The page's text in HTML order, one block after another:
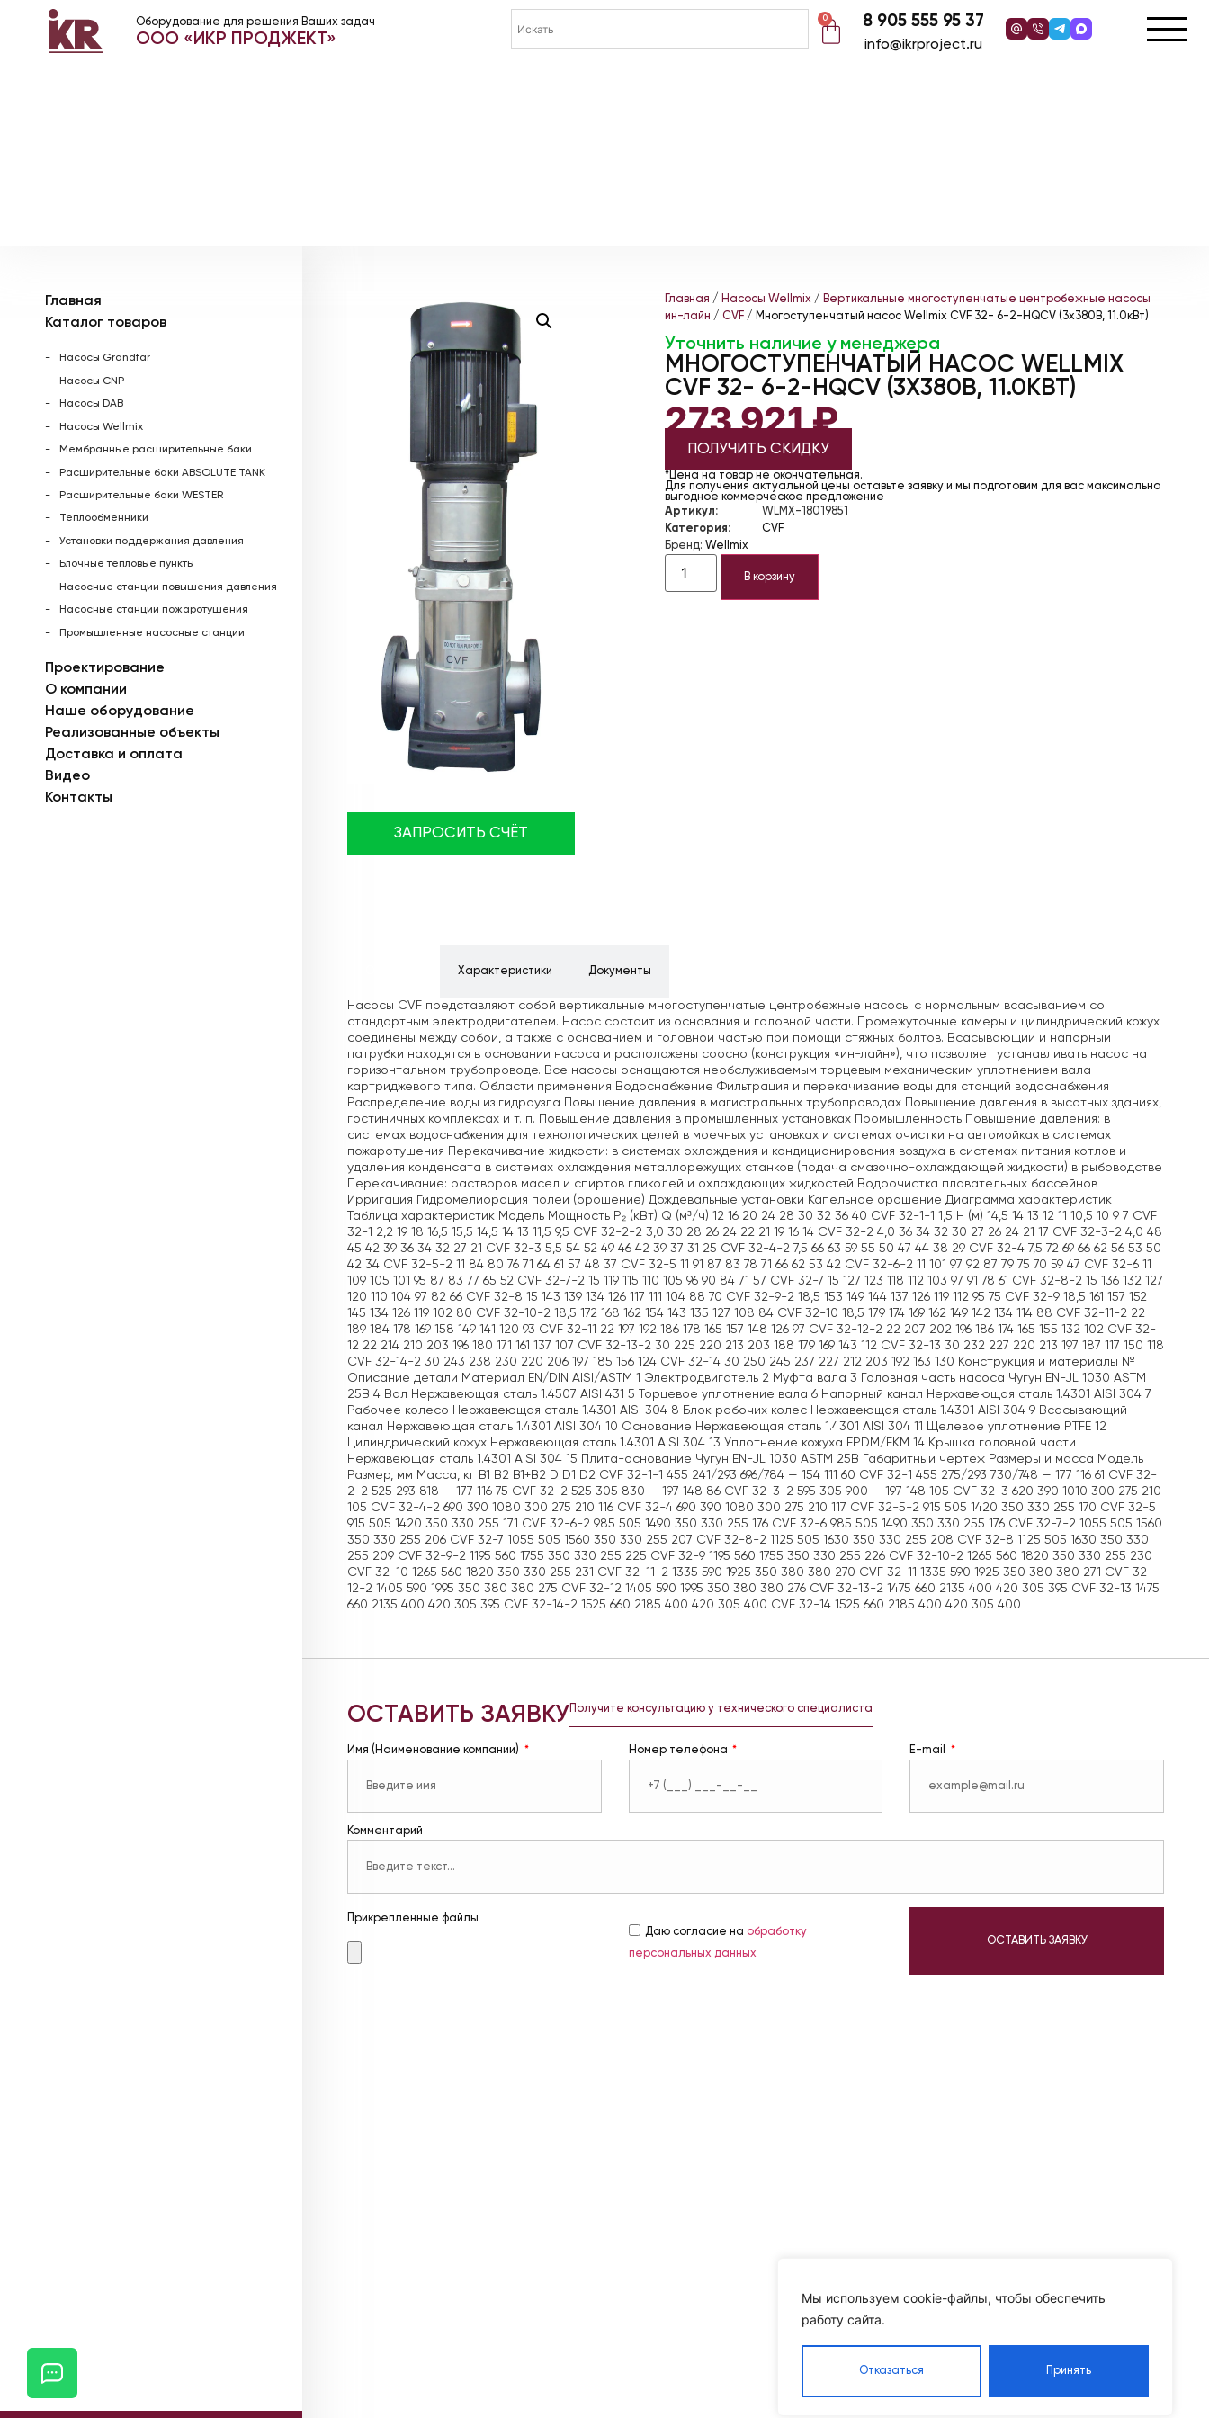
Мы используем cookie-файлы, чтобы обеспечить
работу сайта.
Отказаться Принять
Оборудование для решения Ваших задач
ООО «ИКР ПРОДЖЕКТ»
0 8 905 555 95 37
info@ikrproject.ru
Главная
Каталог товаров
Насосы Grandfar
Насосы CNP
Насосы DAB
Насосы Wellmix
Мембранные расширительные баки
Расширительные баки ABSOLUTE TANK
Расширительные баки WESTER
Теплообменники
Установки поддержания давления
Блочные тепловые пункты
Насосные станции повышения давления
Насосные станции пожаротушения
Промышленные насосные станции
Проектирование
О компании
Наше оборудование
Реализованные объекты
Доставка и оплата
Видео
Контакты
ЗАПРОСИТЬ СЧЁТ
Главная / Насосы Wellmix / Вертикальные многоступенчатые центробежные насосы
ин-лайн / CVF/ Многоступенчатый насос Wellmix CVF 32- 6-2-HQCV (3х380В, 11.0кВт)
Уточнить наличие у менеджера
МНОГОСТУПЕНЧАТЫЙ НАСОС WELLMIX
CVF 32- 6-2-HQCV (3Х380В, 11.0КВТ)
273 921₽
ПОЛУЧИТЬ СКИДКУ
*Цена на товар не окончательная.
Для получения актуальной цены оставьте заявку и мы подготовим для вас максимально
выгодное коммерческое предложение
Артикул:
WLMX-18019851
Категория:
CVF
Бренд: Wellmix
В корзину
Характеристики Документы
Насосы CVF представляют собой вертикальные многоступенчатые центробежные насосы с нормальным всасыванием со
стандартным электродвигателем. Насос состоит из основания и головной части. Промежуточные камеры и цилиндрический кожух
соединены между собой, а также с основанием и головной частью при помощи стяжных болтов. Всасывающий и напорный
патрубки находятся в основании насоса и расположены соосно (конструкция «ин-лайн»), что позволяет устанавливать насос на
горизонтальном трубопроводе. Все насосы оснащаются необслуживаемым торцевым механическим уплотнением вала
картриджевого типа. Области применения Водоснабжение Фильтрация и перекачивание воды для станций водоснабжения
Распределение воды из гидроузла Повышение давления в магистральных трубопроводах Повышение давления в высотных зданиях,
гостиничных комплексах и т. п. Повышение давления в промышленных установках Промышленность Повышение давления: в
системах водоснабжения для технологических целей в моечных установках и системах очистки на автомойках в системах
пожаротушения Перекачивание жидкости: в системах охлаждения и кондиционирования воздуха в системах питания котлов и
удаления конденсата в системах охлаждения металлорежущих станков (подача смазочно-охлаждающей жидкости) в рыбоводстве
Перекачивание: растворов масел и спиртов гликолей и охлаждающих жидкостей Водоочистка плавательных бассейнов
Ирригация Гидромелиорация полей (орошение) Дождевальные установки Капельное орошение Диаграмма характеристик
Таблица характеристик Модель Мощность P₂ (кВт) Q (м³/ч) 12 16 20 24 28 30 32 36 40 CVF 32-1-1 1,5 H (м) 14,5 14 13 12 11 10,5 10 9 7 CVF
32-1 2,2 19 18 16,5 15,5 14,5 14 13 11,5 9,5 CVF 32-2-2 3,0 30 28 26 24 22 21 19 16 14 CVF 32-2 4,0 36 34 32 30 27 26 24 21 17 CVF 32-3-2 4,0 48
45 42 39 36 34 32 27 21 CVF 32-3 5,5 54 52 49 46 42 39 37 31 25 CVF 32-4-2 7,5 66 63 59 55 50 47 44 38 29 CVF 32-4 7,5 72 69 66 62 56 53 50
42 34 CVF 32-5-2 11 84 80 76 71 64 61 57 48 37 CVF 32-5 11 91 87 83 78 71 66 62 53 42 CVF 32-6-2 11 101 97 92 87 79 75 70 59 47 CVF 32-6 11
109 105 101 95 87 83 77 65 52 CVF 32-7-2 15 119 115 110 105 96 90 84 71 57 CVF 32-7 15 127 123 118 112 103 97 91 78 61 CVF 32-8-2 15 136 132 127
120 110 104 97 82 66 CVF 32-8 15 143 139 134 126 117 111 104 88 70 CVF 32-9-2 18,5 153 149 144 137 126 119 112 95 75 CVF 32-9 18,5 161 157 152
145 134 126 119 102 80 CVF 32-10-2 18,5 172 168 162 154 143 135 127 108 84 CVF 32-10 18,5 179 174 169 162 149 142 134 114 88 CVF 32-11-2 22
189 184 178 169 158 149 141 120 93 CVF 32-11 22 197 192 186 178 165 157 148 126 97 CVF 32-12-2 22 207 202 196 186 174 165 155 132 102 CVF 32-
12 22 214 210 203 196 180 171 161 137 107 CVF 32-13-2 30 225 220 213 203 188 179 169 143 112 CVF 32-13 30 232 227 220 213 197 187 117 150 118
CVF 32-14-2 30 243 238 230 220 206 197 185 156 124 CVF 32-14 30 250 245 237 227 212 203 192 163 130 Конструкция и материалы №
Описание детали Материал EN/DIN AISI/ASTM 1 Электродвигатель 2 Муфта вала 3 Головная часть насоса Чугун EN-JL 1030 ASTM
25B 4 Вал Нержавеющая сталь 1.4507 AISI 431 5 Торцевое уплотнение вала 6 Напорный канал Нержавеющая сталь 1.4301 AISI 304 7
Рабочее колесо Нержавеющая сталь 1.4301 AISI 304 8 Блок рабочих колес Нержавеющая сталь 1.4301 AISI 304 9 Всасывающий
канал Нержавеющая сталь 1.4301 AISI 304 10 Основание Нержавеющая сталь 1.4301 AISI 304 11 Щелевое уплотнение PTFE 12
Цилиндрический кожух Нержавеющая сталь 1.4301 AISI 304 13 Уплотнение кожуха EPDM/FKM 14 Крышка головной части
Нержавеющая сталь 1.4301 AISI 304 15 Плита-основание Чугун EN-JL 1030 ASTM 25B Габаритный чертеж Размеры и масса Модель
Размер, мм Масса, кг B1 B2 B1+B2 D D1 D2 CVF 32-1-1 455 241/293 696/784 — 154 111 60 CVF 32-1 455 275/293 730/748 — 177 116 61 CVF 32-
2-2 525 293 818 — 177 116 75 CVF 32-2 525 305 830 — 197 148 86 CVF 32-3-2 595 305 900 — 197 148 105 CVF 32-3 620 390 1010 300 275 210
105 CVF 32-4-2 690 390 1080 300 275 210 116 CVF 32-4 690 390 1080 300 275 210 117 CVF 32-5-2 915 505 1420 350 330 255 170 CVF 32-5
915 505 1420 350 330 255 171 CVF 32-6-2 985 505 1490 350 330 255 176 CVF 32-6 985 505 1490 350 330 255 176 CVF 32-7-2 1055 505 1560
350 330 255 206 CVF 32-7 1055 505 1560 350 330 255 207 CVF 32-8-2 1125 505 1630 350 330 255 208 CVF 32-8 1125 505 1630 350 330
255 209 CVF 32-9-2 1195 560 1755 350 330 255 225 CVF 32-9 1195 560 1755 350 330 255 226 CVF 32-10-2 1265 560 1820 350 330 255 230
CVF 32-10 1265 560 1820 350 330 255 231 CVF 32-11-2 1335 590 1925 350 380 380 270 CVF 32-11 1335 590 1925 350 380 380 271 CVF 32-
12-2 1405 590 1995 350 380 380 275 CVF 32-12 1405 590 1995 350 380 380 276 CVF 32-13-2 1475 660 2135 400 420 305 395 CVF 32-13 1475
660 2135 400 420 305 395 CVF 32-14-2 1525 660 2185 400 420 305 400 CVF 32-14 1525 660 2185 400 420 305 400
ОСТАВИТЬ ЗАЯВКУ Получите консультацию у технического специалиста
Имя (Наименование компании) Номер телефона E-mail
Комментарий
Прикрепленные файлы
Даю согласие на обработку
персональных данных
ОСТАВИТЬ ЗАЯВКУ